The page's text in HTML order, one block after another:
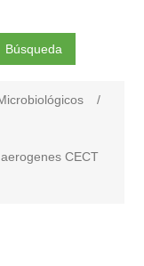
Búsqueda
/
CECT